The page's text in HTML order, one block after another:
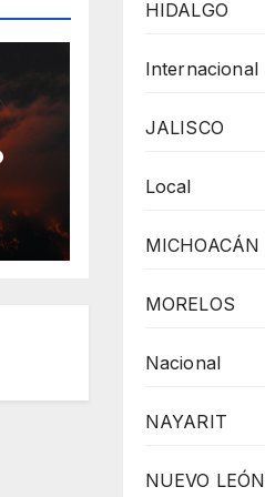
HIDALGO
Internacional
JALISCO
Local
MICHOACÁN
MORELOS
Nacional
NAYARIT
NUEVO LEÓN